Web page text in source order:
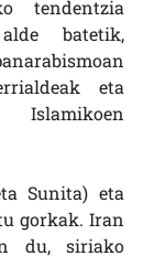
tendentzia
batetik,
eta
Sunita) eta
gorkak. Iran
du, siriako